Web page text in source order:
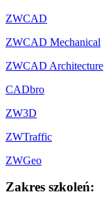
ZWCAD
ZWCAD Mechanical
ZWCAD Architecture
CADbro
ZW3D
ZWTraffic
ZWGeo
Zakres szkoleń: